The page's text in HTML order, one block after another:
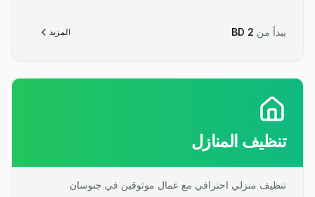
يبدأ من BD 2 المزيد
تنظيف المنازل
تنظيف منزلي احترافي مع عمال موثوقين في جنوسان